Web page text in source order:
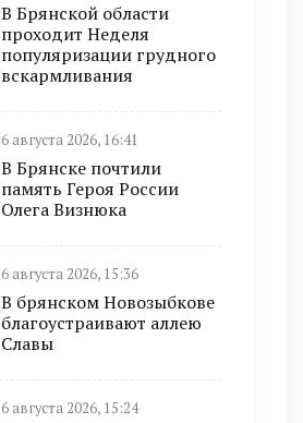
В Брянской области
проходит Неделя
популяризации грудного
вскармливания
6 августа 2026, 16:41
В Брянске почтили
память Героя России
Олега Визнюка
6 августа 2026, 15:36
В брянском Новозыбкове
благоустраивают аллею
Славы
6 августа 2026, 15:24